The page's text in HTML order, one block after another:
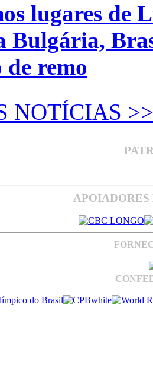
lugares de
Bulgária,
remo
NOTÍCIAS >>